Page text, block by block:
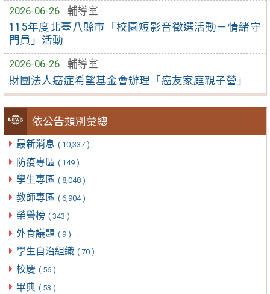
2026-06-26
輔導室
115年度北臺八縣市「校園短影音徵選活動－情緒守
門員」活動
2026-06-26
輔導室
財團法人癌症希望基金會辦理「癌友家庭親子營」
依公告類別彙總
最新消息 ( 10,337 )
防疫專區 ( 149 )
學生專區 ( 8,048 )
教師專區 ( 6,904 )
榮譽榜 ( 343 )
外食議題 ( 9 )
學生自治組織 ( 70 )
校慶 ( 56 )
畢典 ( 53 )